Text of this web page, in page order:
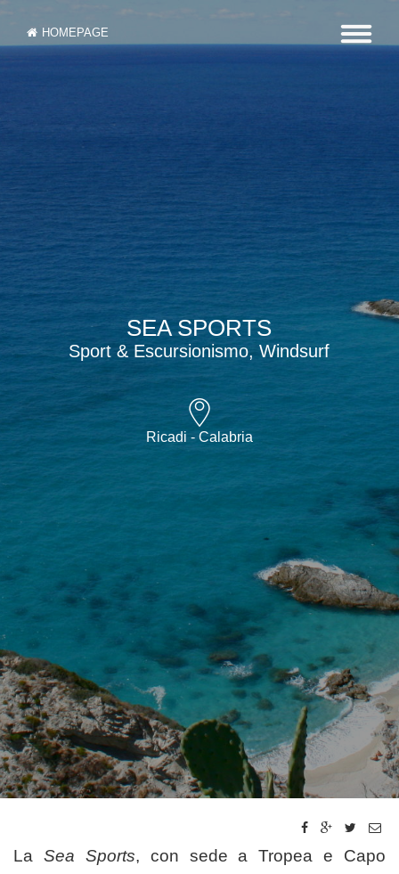
HOMEPAGE
SEA SPORTS
Sport & Escursionismo, Windsurf
Ricadi - Calabria
La Sea Sports, con sede a Tropea e Capo